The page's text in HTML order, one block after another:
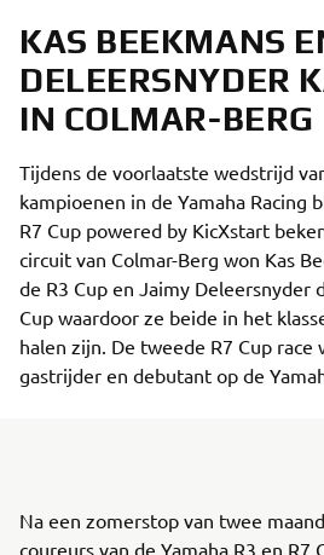
KAS BEEKMANS
DELEERSNYDER
IN COLMAR-BERG
Tijdens de voorlaatste wedstrijd
kampioenen in de Yamaha Racing
R7 Cup powered by KicXstart
circuit van Colmar-Berg won Kas
de R3 Cup en Jaimy Deleersnyder
Cup waardoor ze beide in het
halen zijn. De tweede R7 Cup
gastrijder en debutant op de
Na een zomerstop van twee
coureurs van de Yamaha R3 en R7